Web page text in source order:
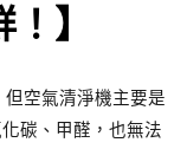
】
空氣清淨機主要是
碳、甲醛，也無法